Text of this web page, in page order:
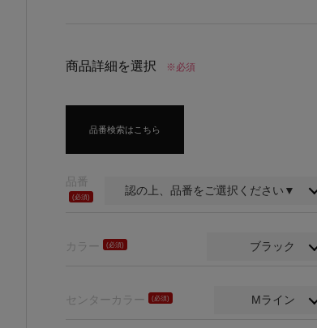
商品詳細を選択 ※必須
品番検索はこちら
品番
カラー
センターカラー